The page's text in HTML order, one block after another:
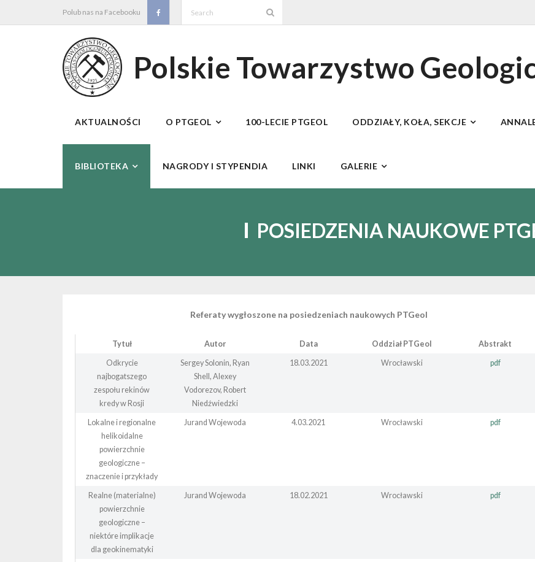
Polub nas na Facebooku
Polskie Towarzystwo
AKTUALNOŚCI O PTGEOL 100-LECIE PTGEOL ODDZIAŁY, KOŁA, SEKCJE
BIBLIOTEKA NAGRODY I STYPENDIA LINKI GALERIE
POSIEDZENIA NAUKOWE
Referaty wygłoszone na posiedzeniach naukowych PTGeol
Tytuł Autor Data Oddział PTGeol Abstrakt
Odkrycie
najbogatszego
zespołu rekinów
kredy w Rosji
Sergey Solonin, Ryan
Shell, Alexey
Vodorezov, Robert
Niedźwiedzki
18.03.2021 Wrocławski pdf
Lokalne i regionalne
helikoidalne
powierzchnie
geologiczne –
znaczenie i przykłady
Jurand Wojewoda 4.03.2021 Wrocławski pdf
Realne (materialne)
powierzchnie
geologiczne –
niektóre implikacje
dla geokinematyki
Jurand Wojewoda 18.02.2021 Wrocławski pdf